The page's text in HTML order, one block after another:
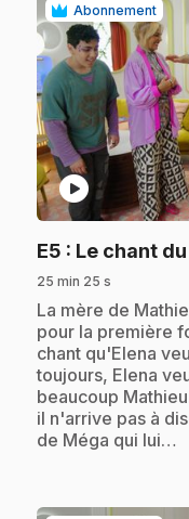
Abonnement
play_circle
E5 : Le chant
25 min 25 s
.La mère de
pour la première
chant qu'Elena
toujours, Elena
beaucoup
il n'arrive pas à
de Méga qui lui…